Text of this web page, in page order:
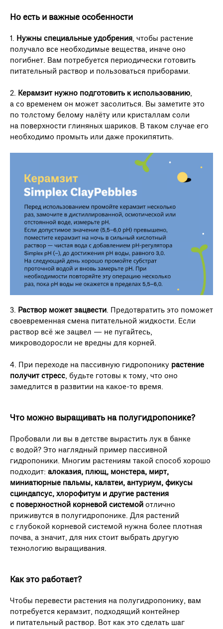
Но есть и важные особенности
1. Нужны специальные удобрения, чтобы растение
получало все необходимые вещества, иначе оно
погибнет. Вам потребуется периодически готовить
питательный раствор и пользоваться приборами.
2. Керамзит нужно подготовить к использованию,
а со временем он может засолиться. Вы заметите это
по толстому белому налёту или кристаллам соли
на поверхности глиняных шариков. В таком случае его
необходимо промыть или даже прокипятить.
3. Раствор может зацвести. Предотвратить это поможет
своевременная смена питательной жидкости. Если
раствор всё же зацвел — не пугайтесь,
микроводоросли не вредны для корней.
4. При переходе на пассивную гидропонику растение
получит стресс, будьте готовы к тому, что оно
замедлится в развитии на какое-то время.
Что можно выращивать на полугидропонике?
Пробовали ли вы в детстве вырастить лук в банке
с водой? Это наглядный пример пассивной
гидропоники. Многим растениям такой способ хорошо
подходит: алоказия, плющ, монстера, мирт,
миниатюрные пальмы, калатеи, антуриум, фикусы
сциндапсус, хлорофитум и другие растения
с поверхностной корневой системой отлично
приживутся в полугидропонике. Для растений
с глубокой корневой системой нужна более плотная
почва, а значит, для них стоит выбрать другую
технологию выращивания.
Как это работает?
Чтобы перевести растения на полугидропонику, вам
потребуется керамзит, подходящий контейнер
и питательный раствор. Вот как это сделать шаг